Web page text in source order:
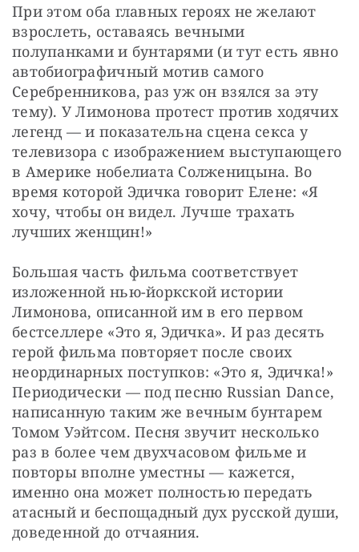
При этом оба главных героях не желают
взрослеть, оставаясь вечными
полупанками и бунтарями (и тут есть явно
автобиографичный мотив самого
Серебренникова, раз уж он взялся за эту
тему). У Лимонова протест против ходячих
легенд — и показательна сцена секса у
телевизора с изображением выступающего
в Америке нобелиата Солженицына. Во
время которой Эдичка говорит Елене: «Я
хочу, чтобы он видел. Лучше трахать
лучших женщин!»
Большая часть фильма соответствует
изложенной нью-йоркской истории
Лимонова, описанной им в его первом
бестселлере «Это я, Эдичка». И раз десять
герой фильма повторяет после своих
неординарных поступков: «Это я, Эдичка!»
Периодически — под песню Russian Dance,
написанную таким же вечным бунтарем
Томом Уэйтсом. Песня звучит несколько
раз в более чем двухчасовом фильме и
повторы вполне уместны — кажется,
именно она может полностью передать
атасный и беспощадный дух русской души,
доведенной до отчаяния.